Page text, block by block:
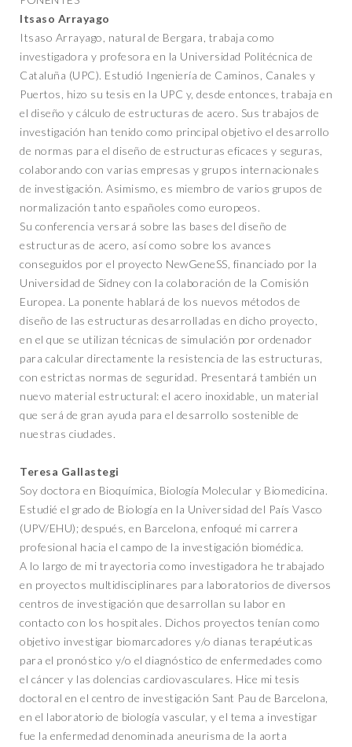
Itsaso Arrayago
Itsaso Arrayago, natural de Bergara, trabaja como
investigadora y profesora en la Universidad Politécnica de
Cataluña (UPC). Estudió Ingeniería de Caminos, Canales y
Puertos, hizo su tesis en la UPC y, desde entonces, trabaja en
el diseño y cálculo de estructuras de acero. Sus trabajos de
investigación han tenido como principal objetivo el desarrollo
de normas para el diseño de estructuras eficaces y seguras,
colaborando con varias empresas y grupos internacionales
de investigación. Asimismo, es miembro de varios grupos de
normalización tanto españoles como europeos.
Su conferencia versará sobre las bases del diseño de
estructuras de acero, así como sobre los avances
conseguidos por el proyecto NewGeneSS, financiado por la
Universidad de Sidney con la colaboración de la Comisión
Europea. La ponente hablará de los nuevos métodos de
diseño de las estructuras desarrolladas en dicho proyecto,
en el que se utilizan técnicas de simulación por ordenador
para calcular directamente la resistencia de las estructuras,
con estrictas normas de seguridad. Presentará también un
nuevo material estructural: el acero inoxidable, un material
que será de gran ayuda para el desarrollo sostenible de
nuestras ciudades.
Teresa Gallastegi
Soy doctora en Bioquímica, Biología Molecular y Biomedicina.
Estudié el grado de Biología en la Universidad del País Vasco
(UPV/EHU); después, en Barcelona, enfoqué mi carrera
profesional hacia el campo de la investigación biomédica.
A lo largo de mi trayectoria como investigadora he trabajado
en proyectos multidisciplinares para laboratorios de diversos
centros de investigación que desarrollan su labor en
contacto con los hospitales. Dichos proyectos tenían como
objetivo investigar biomarcadores y/o dianas terapéuticas
para el pronóstico y/o el diagnóstico de enfermedades como
el cáncer y las dolencias cardiovasculares. Hice mi tesis
doctoral en el centro de investigación Sant Pau de Barcelona,
en el laboratorio de biología vascular, y el tema a investigar
fue la enfermedad denominada aneurisma de la aorta